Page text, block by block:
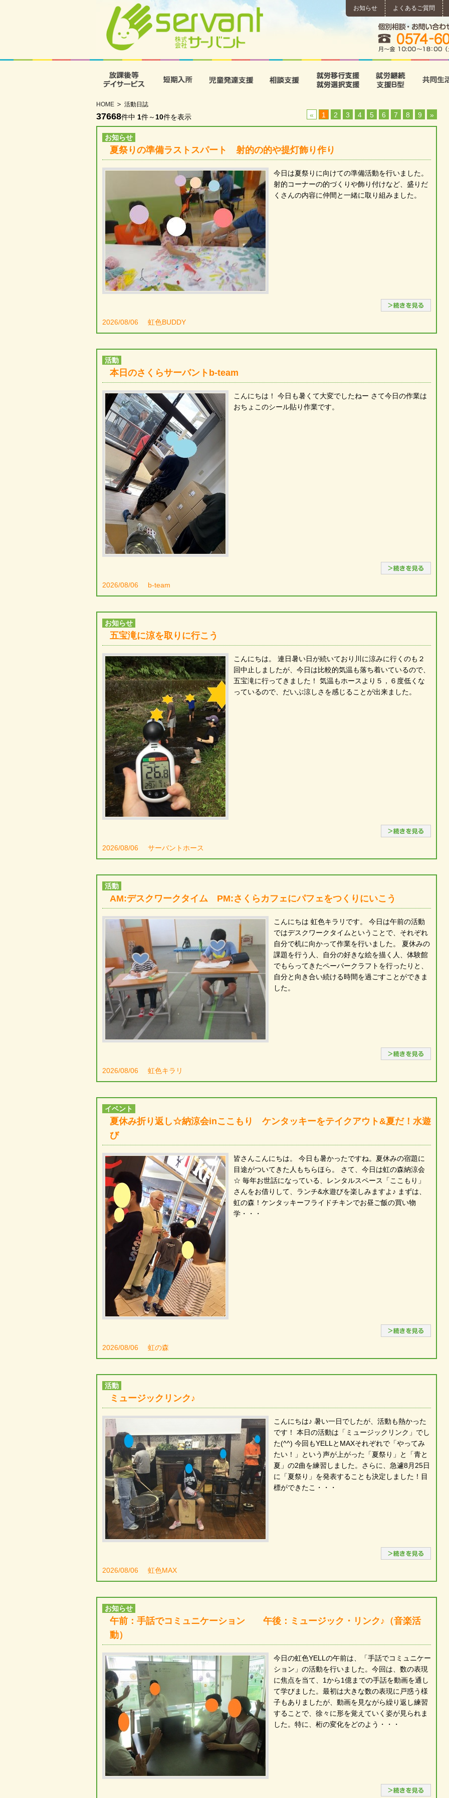
お知らせ よくあるご質問
相談支援 就労移行支援･就労選択支
HOME 活動日誌
37668件中 1件～ 10件を表示 « 1 2 3 4 5 6 7 8 9 »
お知らせ
夏祭りの準備ラストスパート 射的の的や提灯飾り作り
今日は夏祭りに向けての準備活動を行いました。
射的コーナーの的づくりや飾り付けなど、盛りだ
くさんの内容に仲間と一緒に取り組みました。
2026/08/06 虹色BUDDY
活動
本日のさくらサーバントb-team
こんにちは！ 今日も暑くて大変でしたねー さて今日の作業は
おちょこのシール貼り作業です。
2026/08/06 b-team
お知らせ
五宝滝に涼を取りに行こう
こんにちは。 連日暑い日が続いており川に涼みに行くのも２
回中止しましたが、今日は比較的気温も落ち着いているので、
五宝滝に行ってきました！ 気温もホースより５，６度低くな
っているので、だいぶ涼しさを感じることが出来ました。
2026/08/06 サーバントホース
活動
AM:デスクワークタイム PM:さくらカフェにパフェをつくりにいこう
こんにちは 虹色キラリです。 今日は午前の活動
ではデスクワークタイムということで、それぞれ
自分で机に向かって作業を行いました。 夏休みの
課題を行う人、自分の好きな絵を描く人、体験館
でもらってきたペーパークラフトを行ったりと、
自分と向き合い続ける時間を過ごすことができま
した。
2026/08/06 虹色キラリ
イベント
夏休み折り返し☆納涼会inここもり ケンタッキーをテイクアウト&夏だ！水遊
び
皆さんこんにちは。 今日も暑かったですね。夏休みの宿題に
目途がついてきた人もちらほら。 さて、今日は虹の森納涼会
☆ 毎年お世話になっている、レンタルスペース「ここもり」
さんをお借りして、ランチ&水遊びを楽しみますよ♪ まずは、
虹の森！ケンタッキーフライドチキンでお昼ご飯の買い物
学・・・
2026/08/06 虹の森
活動
ミュージックリンク♪
こんにちは♪ 暑い一日でしたが、活動も熱かった
です！ 本日の活動は「ミュージックリンク」でし
た(^^) 今回もYELLとMAXそれぞれで「やってみ
たい！」という声が上がった「夏祭り」と「青と
夏」の2曲を練習しました。さらに、急遽8月25日
に「夏祭り」を発表することも決定しました！目
標ができたこ・・・
2026/08/06 虹色MAX
お知らせ
午前：手話でコミュニケーション 午後：ミュージック・リンク♪（音楽活
動）
今日の虹色YELLの午前は、「手話でコミュニケー
ション」の活動を行いました。今回は、数の表現
に焦点を当て、1から1億までの手話を動画を通し
て学びました。最初は大きな数の表現に戸惑う様
子もありましたが、動画を見ながら繰り返し練習
することで、徐々に形を覚えていく姿が見られま
した。特に、桁の変化をどのよう・・・